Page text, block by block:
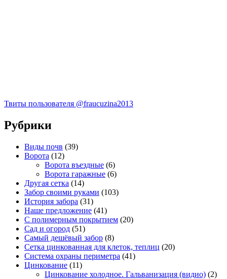
Твиты пользователя @fraucuzina2013
Рубрики
Виды почв (39)
Ворота (12)
Ворота въездные (6)
Ворота гаражные (6)
Другая сетка (14)
Забор своими руками (103)
История забора (31)
Наше предложение (41)
С полимерным покрытием (20)
Сад и огород (51)
Самый дешёвый забор (8)
Сетка цинкованная для клеток, теплиц (20)
Система охраны периметра (41)
Цинкование (11)
Цинкование холодное. Гальванизация (видио) (2)